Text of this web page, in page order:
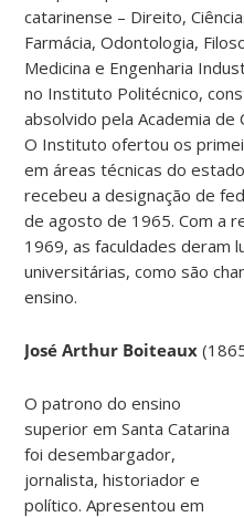
catarinense – Direito,
Farmácia, Odontologia,
Medicina e Engenharia
no Instituto Politécnico,
absolvido pela Academia de
O Instituto ofertou os
em áreas técnicas do
recebeu a designação de
de agosto de 1965. Com a
1969, as faculdades deram
universitárias, como são
ensino.
José Arthur Boiteaux
O patrono do ensino
superior em Santa Catarina
foi desembargador,
jornalista, historiador e
político. Apresentou em